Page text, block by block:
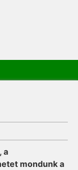
a
mondunk a